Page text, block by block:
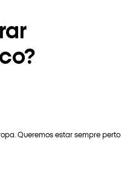
Queremos estar sempre perto